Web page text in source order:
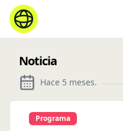
Noticia
Hace 5 meses.
Programa